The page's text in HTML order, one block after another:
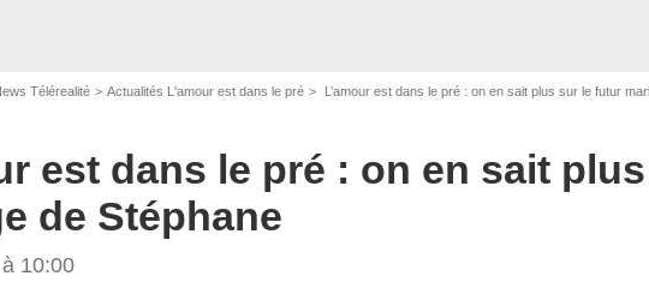
Télérealité Actualités L'amour est dans le pré L’amour est dans le pré : on en sait plus sur le futur
est dans le pré : on en sait
de Stéphane
10:00